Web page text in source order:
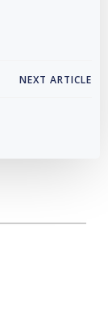
NEXT ARTICLE